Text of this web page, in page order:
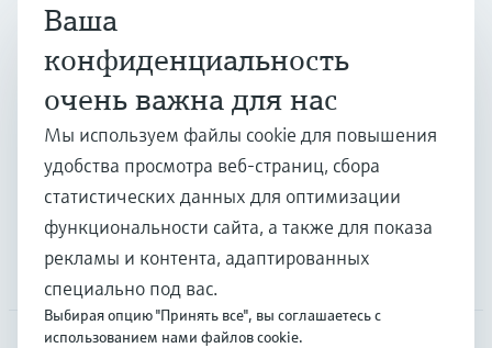
Продукты и услуги
Отрасли
Поддержка
Компания
Ваша
конфиденциальность
очень важна для нас
Мы используем файлы cookie для повышения
удобства просмотра веб-страниц, сбора
статистических данных для оптимизации
функциональности сайта, а также для показа
рекламы и контента, адаптированных
специально под вас.
Выбирая опцию "Принять все", вы соглашаетесь с
использованием нами файлов cookie.